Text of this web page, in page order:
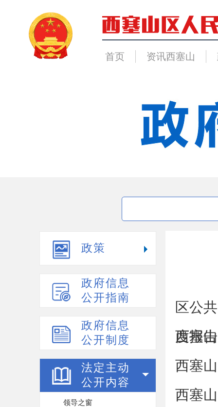
首页 资讯西塞山
政策
政府信息
公开指南
政府信息
公开制度
法定主动
公开内容
领导之窗
区公
度报告
西塞
西塞
西塞